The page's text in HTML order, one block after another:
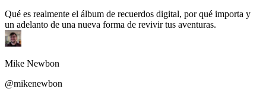
Qué es realmente el álbum de recuerdos digital, por qué importa y
un adelanto de una nueva forma de revivir tus aventuras.
Mike Newbon
@mikenewbon